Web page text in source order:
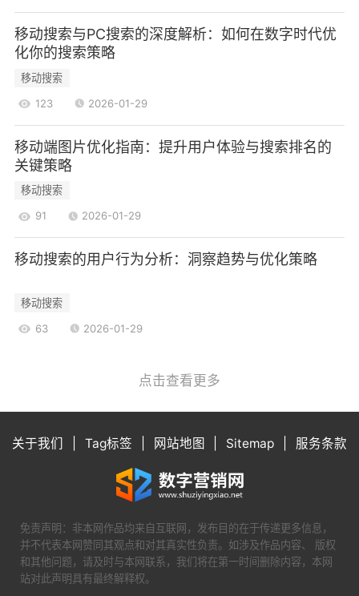
移动端用户对页面加载速度的要求极高。确保
404页面的加载速度与其他页面相当，避免因加载
缓慢而导致用户流失。可以通过压缩图片、使用
CDN等方式来提升页面加载速度。
404页面的案例分析
4.1成功案例
一些知名品牌在处理404页面时，采用了创意
设计和幽默元素，成功转化了用户的失落感。例
如，某知名电商网站的404页面使用了可爱的卡通
形象，并提供了热门商品的推荐链接，用户在看到
幽默的提示后，往往会继续浏览网站。
4.2失败案例
乏任何引导信息，导致用户在遇到404错误时感到
困惑，最终选择离开网站。这类案例提醒我们，
提供搜索功能、推荐相关内容以及优化SEO策略，
网站管理员可以有效提升用户满意度，降低跳出
率。随着移动互联网的不断发展，404页面的处理
方法也将不断演进，未来的404页面将更加智能化
和个性化。
在这个信息爆炸的时代，用户的耐心越来越
移动搜索与PC搜索的深度解析：如何在数字时代优
化你的搜索策略
移动搜索
123 2026-01-29
移动端图片优化指南：提升用户体验与搜索排名的
关键策略
移动搜索
91 2026-01-29
移动搜索的用户行为分析：洞察趋势与优化策略
移动搜索
63 2026-01-29
点击查看更多
关于我们 Tag标签 网站地图 Sitemap 服务条款
免责声明：非本网作品均来自互联网，发布目的在于传递更多信息，
并不代表本网赞同其观点和对其真实性负责。如涉及作品内容、 版权
和其他问题，请及时与本网联系，我们将在第一时间删除内容，本网
站对此声明具有最终解释权。